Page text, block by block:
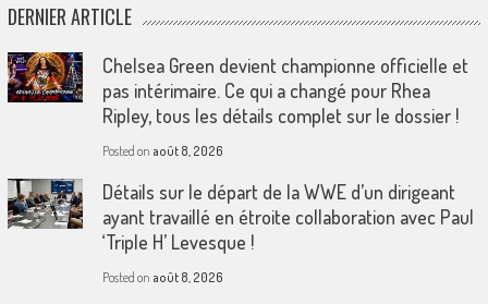
DERNIER ARTICLE
Chelsea Green devient championne officielle et
pas intérimaire. Ce qui a changé pour Rhea
Ripley, tous les détails complet sur le dossier !
Posted on août 8, 2026
Détails sur le départ de la WWE d’un dirigeant
ayant travaillé en étroite collaboration avec Paul
‘Triple H’ Levesque !
Posted on août 8, 2026